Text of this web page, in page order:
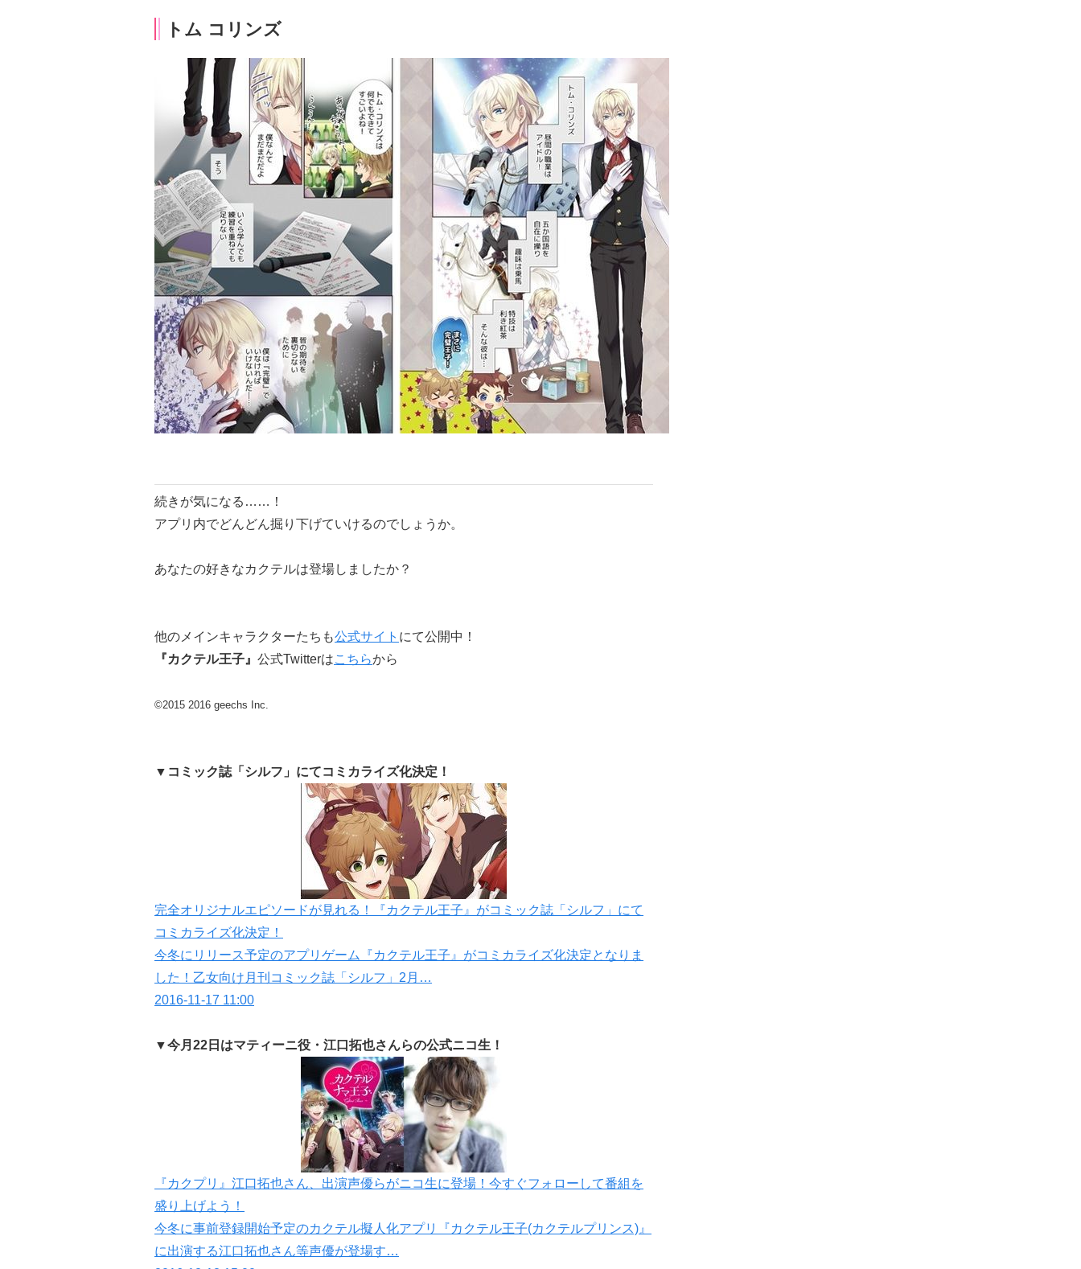
トム コリンズ
続きが気になる……！
アプリ内でどんどん掘り下げていけるのでしょうか。
あなたの好きなカクテルは登場しましたか？
他のメインキャラクターたちも公式サイト にて公開中！
『カクテル王子』 公式Twitterはこちらから
©2015 2016 geechs Inc.
▼コミック誌「シルフ」にてコミカライズ化決定！
完全オリジナルエピソードが見れる！『カクテル王子』がコミック誌「シルフ」にて
コミカライズ化決定！
今冬にリリース予定のアプリゲーム『カクテル王子』がコミカライズ化決定となりま
した！乙女向け月刊コミック誌「シルフ」2月…
2016-11-17 11:00
▼今月22日はマティーニ役・江口拓也さんらの公式ニコ生！
『カクプリ』江口拓也さん、出演声優らがニコ生に登場！今すぐフォローして番組を
盛り上げよう！
今冬に事前登録開始予定のカクテル擬人化アプリ『カクテル王子(カクテルプリンス)』
に出演する江口拓也さん等声優が登場す…